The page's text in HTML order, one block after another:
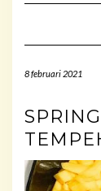
8 februari 2021